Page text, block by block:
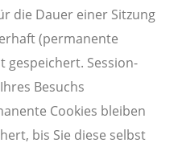
die Dauer einer Sitzung
(permanente
gespeichert. Session-
Besuchs
Cookies bleiben
bis Sie diese selbst